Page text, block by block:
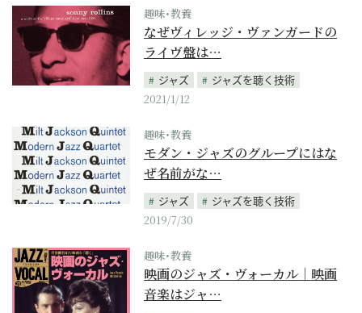
趣味･教養
なぜヴィレッジ・ヴァンガードの
ライヴ盤は…
ジャズ
ジャズを聴く技術
2021/1/12
趣味･教養
モダン・ジャズのグループにはな
ぜ名前がな…
ジャズ
ジャズを聴く技術
2019/7/30
趣味･教養
映画のジャズ・ヴォーカル｜映画
音楽はジャ…